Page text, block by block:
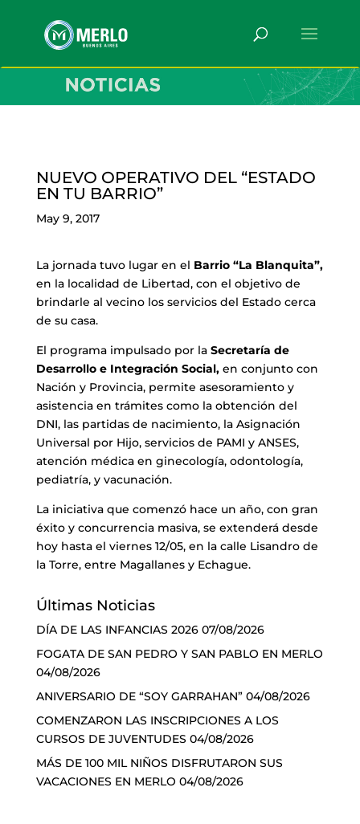
NUEVO OPERATIVO DEL “ESTADO
EN TU BARRIO”
May 9, 2017
La jornada tuvo lugar en el Barrio “La Blanquita”,
en la localidad de Libertad, con el objetivo de
brindarle al vecino los servicios del Estado cerca
de su casa.
El programa impulsado por la Secretaría de
Desarrollo e Integración Social,en conjunto con
Nación y Provincia, permite asesoramiento y
asistencia en trámites como la obtención del
DNI, las partidas de nacimiento, la Asignación
Universal por Hijo, servicios de PAMI y ANSES,
atención médica en ginecología, odontología,
pediatría, y vacunación.
La iniciativa que comenzó hace un año, con gran
éxito y concurrencia masiva, se extenderá desde
hoy hasta el viernes 12/05, en la calle Lisandro de
la Torre, entre Magallanes y Echague.
Últimas Noticias
DÍA DE LAS INFANCIAS 2026 07/08/2026
FOGATA DE SAN PEDRO Y SAN PABLO EN MERLO
04/08/2026
ANIVERSARIO DE “SOY GARRAHAN” 04/08/2026
COMENZARON LAS INSCRIPCIONES A LOS
CURSOS DE JUVENTUDES 04/08/2026
MÁS DE 100 MIL NIÑOS DISFRUTARON SUS
VACACIONES EN MERLO 04/08/2026